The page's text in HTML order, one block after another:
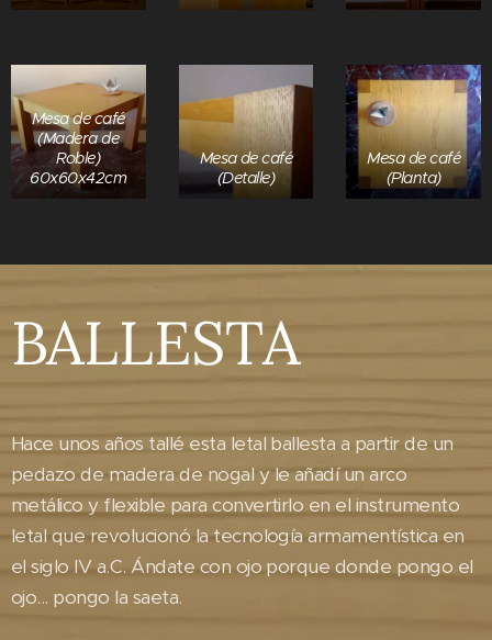
Mesa de café
(Madera de
Roble)
60x60x42cm
Mesa de café
(Detalle)
Mesa de café
(Planta)
BALLESTA
Hace unos años tallé esta letal ballesta a partir de un
pedazo de madera de nogal y le añadí un arco
metálico y flexible para convertirlo en el instrumento
letal que revolucionó la tecnología armamentística en
el siglo IV a.C. Ándate con ojo porque donde pongo el
ojo... pongo la saeta.